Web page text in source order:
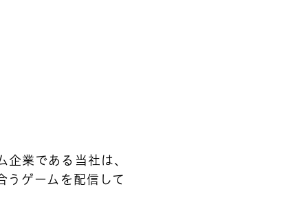
業である当社は、
うゲームを配信して